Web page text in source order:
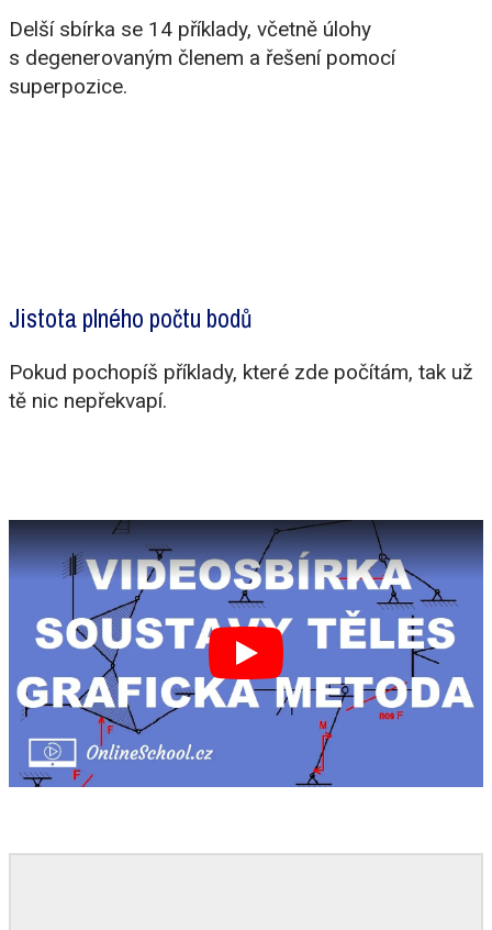
Delší sbírka se 14 příklady, včetně úlohy
s degenerovaným členem a řešení pomocí
superpozice.
Jistota plného počtu bodů
Pokud pochopíš příklady, které zde počítám, tak už
tě nic nepřekvapí.